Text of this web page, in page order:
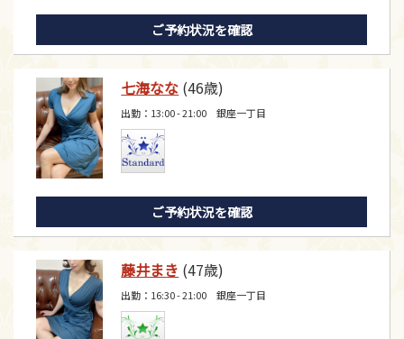
ご予約状況を確認
七海なな (46歳)
出勤：13:00 - 21:00 銀座一丁目
ご予約状況を確認
藤井まき (47歳)
出勤：16:30 - 21:00 銀座一丁目